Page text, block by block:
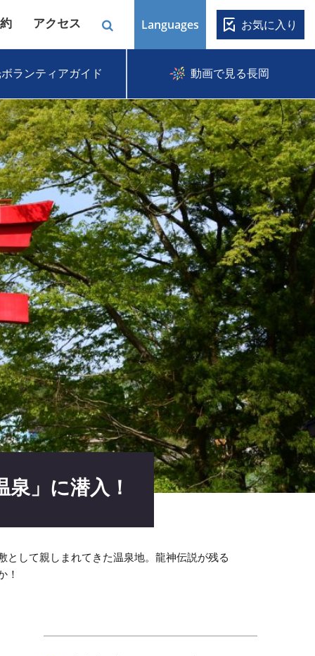
アクセス Languages お気に入り
ランティアガイド 動画で見る長岡
」に潜入！
して親しまれてきた温泉地。龍神伝説が残る
！